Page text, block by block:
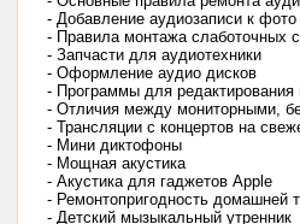
- Добавление аудиозаписи к
- Правила монтажа слаботочных
- Запчасти для аудиотехники
- Оформление аудио дисков
- Программы для
- Отличия между мониторными,
- Трансляции с концертов на
- Мини диктофоны
- Мощная акустика
- Акустика для гаджетов Apple
- Ремонтопригодность домашней
- Детский мызыкальный утренник